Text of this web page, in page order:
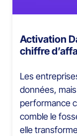
Activation
chiffre
Les
données,
performance
comble le
elle